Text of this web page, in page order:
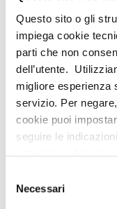
Questo sito o gli
impiega cookie
parti che non
dell’utente.
migliore esperienza
servizio. Per
cookie puoi
seguire le
ogni caso a leggere
delNecessari
ALTRE NOTIZIE